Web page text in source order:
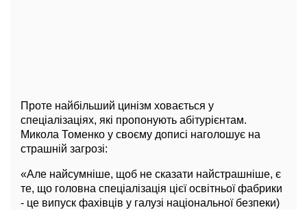
Проте найбільший цинізм ховається у
спеціалізаціях, які пропонують абітурієнтам.
Микола Томенко у своєму дописі наголошує на
страшній загрозі:
«Але найсумніше, щоб не сказати найстрашніше, є
те, що головна спеціалізація цієї освітньої фабрики
- це випуск фахівців у галузі національної безпеки)